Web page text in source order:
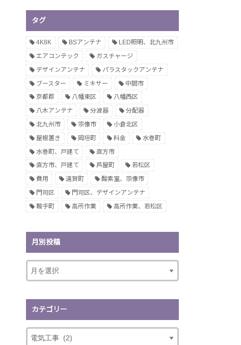
タグ
4K8K BSアンテナ
LED照明、北九州市
エアコンテック
ガスチャージ
デザインアンテナ
パラスタックアンテナ
ブースター
ミキサー
中間市
京都郡
八幡東区
八幡西区
八木アンテナ
分波器
分配器
北九州市
宗像市
小倉北区
屋根置き
岡垣町 料金
水巻町
水巻町、戸建て
直方市
直方市、戸建て
芦屋町
若松区
費用
遠賀町
酸素室、宗像市
門司区
門司区、デザインアンテナ
鞍手町
高所作業 高所作業、若松区
月別投稿
カテゴリー